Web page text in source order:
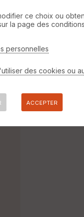
ce choix ou
la page des
personnelles
des cookies ou
ACCEPTER